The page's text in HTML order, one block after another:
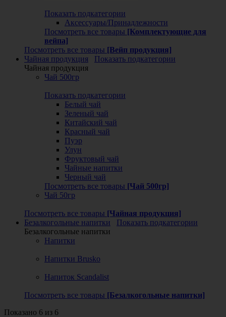
Показать подкатегории
Аксессуары/Принадлежности
Посмотреть все товары [Комплектующие для
вейпа]
Посмотреть все товары [Вейп продукция]
Чайная продукция
Показать подкатегории
Чайная продукция
Чай 500гр
Показать подкатегории
Белый чай
Зеленый чай
Китайский чай
Красный чай
Пуэр
Улун
Фруктовый чай
Чайные напитки
Черный чай
Посмотреть все товары [Чай 500гр]
Чай 50гр
Посмотреть все товары [Чайная продукция]
Безалкогольные напитки
Показать подкатегории
Безалкогольные напитки
Напитки
Напитки Brusko
Напиток Scandalist
Посмотреть все товары [Безалкогольные напитки]
Показано 6 из 6